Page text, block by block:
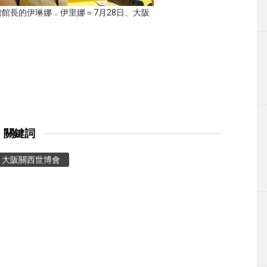
長的伊琳娜．伊里娜＝7月28日、大阪
關鍵詞
大阪關西世博會